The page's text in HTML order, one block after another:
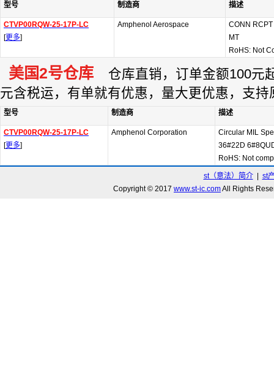
型号 制造商 描述
CTVP00RQW-25-17P-LC
[更多]
Amphenol Aerospace
CONN
MT
RoHS: Not
美国2号仓库 仓库直销，订单金额100元
元含税运，有单就有优惠，量大更优惠，支持
型号 制造商 描述
CTVP00RQW-25-17P-LC
[更多]
Amphenol Corporation
Circular MIL
36#22D
RoHS: Not
st（意法）简介| st
Copyright © 2017 www.st-ic.comAll Rights